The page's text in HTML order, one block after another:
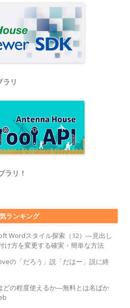
ラリ
ラリ！
ランキング
Wordスタイル探索（12）―見出し
け方を変更する確実・簡単な方法
の「だろう」説「だはー」説に終
どの程度使えるか―無料とは名ばか